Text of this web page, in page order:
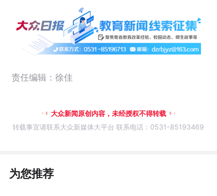
责任编辑：徐佳
大众新闻原创内容，未经授权不得转载
转载事宜请联系大众新媒体大平台 联系电话：0531-85193469
为您推荐